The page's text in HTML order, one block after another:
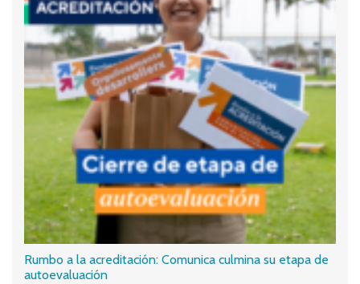
Rumbo a la acreditación: Comunica culmina su etapa de
autoevaluación